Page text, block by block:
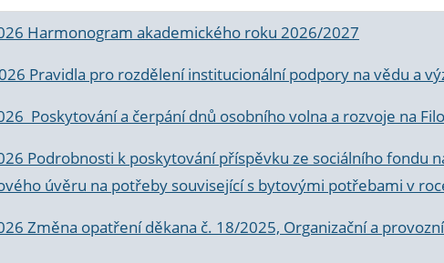
Harmonogram akademického roku 2026/2027
Pravidla pro rozdělení institucionální podpory na vědu a
Poskytování a čerpání dnů osobního volna a rozvoje na
Podrobnosti k poskytování příspěvku ze sociálního fondu
úvěru na potřeby související s bytovými potřebami v
Změna opatření děkana č. 18/2025, Organizační a